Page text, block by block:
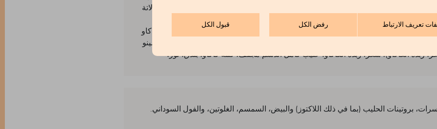
قبول الكل رفض الكل تعريف الارتباط
كامل الدسم مجفف. مستحلب: ليسيثين الصويا، نكهة فانيليا طبيعية. حد أدنى كاكاو 31٪). الحشوة (حسب النكهة): شوكولاتة
بيضاء، شوكولاتة بالحليب، تغطية جياندوجا (سكر القصب، بندق بييمونتي IGP محمص، زبدة الكاكاو، حليب مجفف، كتلة
كاكاو. مستحلب: ليسيثين الصويا. نكهة: فانيليا طبيعية مطحونة). معجون جياندوجا (بندق، كاكاو
منزوع الدسم، كاكاو 22/24٪، سكر، ديكستروز، زيت الفول السوداني. مستحلب: ليسيثين الصويا، نكهات). معجون كريـمينو
بروتينات الحليب (بما في ذلك اللاكتوز) والبيض، السمسم، الغلوتين، والفول السوداني.